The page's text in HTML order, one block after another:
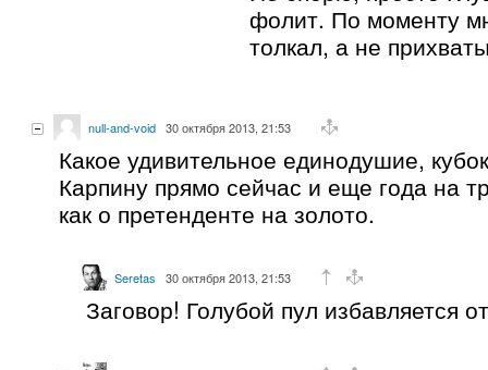
фолит. По моменту
толкал, а не
null-and-void 30 октября 2013, 21:53
Какое удивительное единодушие,
Карпину прямо сейчас и еще года на
как о претенденте на золото.
Seretas 30 октября 2013, 21:53
Заговор! Голубой пул избавляется